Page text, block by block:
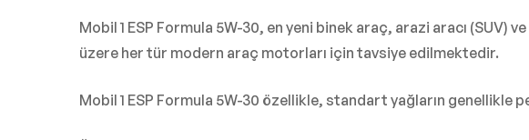
Mobil 1 ESP Formula 5W-30, en yeni binek araç, arazi aracı
üzere her tür modern araç motorları için tavsiye edilmektedir.
Mobil 1 ESP Formula 5W-30 özellikle, standart yağların